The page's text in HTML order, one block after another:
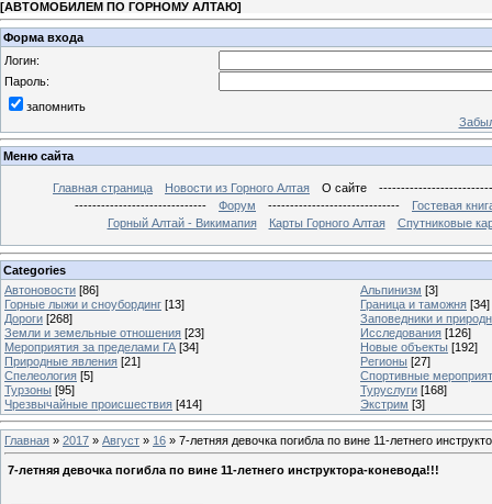
[АВТОМОБИЛЕМ ПО ГОРНОМУ АЛТАЮ]
Форма входа
Логин:
Пароль:
запомнить
Меню сайта
Главная страница Новости из Горного Алтая О сайте
------------------------------
Форум ------------------------------
Гостевая
Горный Алтай - Викимапия
Карты Горного Алтая Спутниковые
Categories
Автоновости [86] Альпинизм [3]
Горные лыжи и сноубординг [13] Граница и таможня [34]
Дороги [268]
Заповедники и
Земли и земельные отношения [23] Исследования [126]
Мероприятия за пределами ГА [34] Новые объекты [192]
Природные явления [21] Регионы [27]
Спелеология [5]
Спортивные
Турзоны [95] Туруслуги [168]
Чрезвычайные происшествия [414] Экстрим [3]
Главная » 2017 » Август » 16 » 7-летняя девочка погибла по вине 11-летнего
7-летняя девочка погибла по вине 11-летнего инструктора-коневода!!!